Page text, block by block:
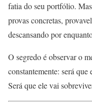
fatia do seu portfólio.
provas concretas,
descansando por
O segredo é observar o
constantemente: será que
Será que ele vai